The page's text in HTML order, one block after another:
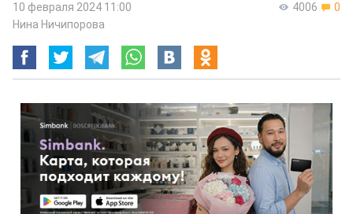
4006 0
10 февраля 2024 11:00
Нина Ничипорова